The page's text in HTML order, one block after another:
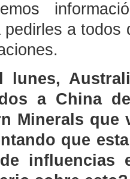
pedirles a todos
lunes,
a China
Minerals que
que
influencias